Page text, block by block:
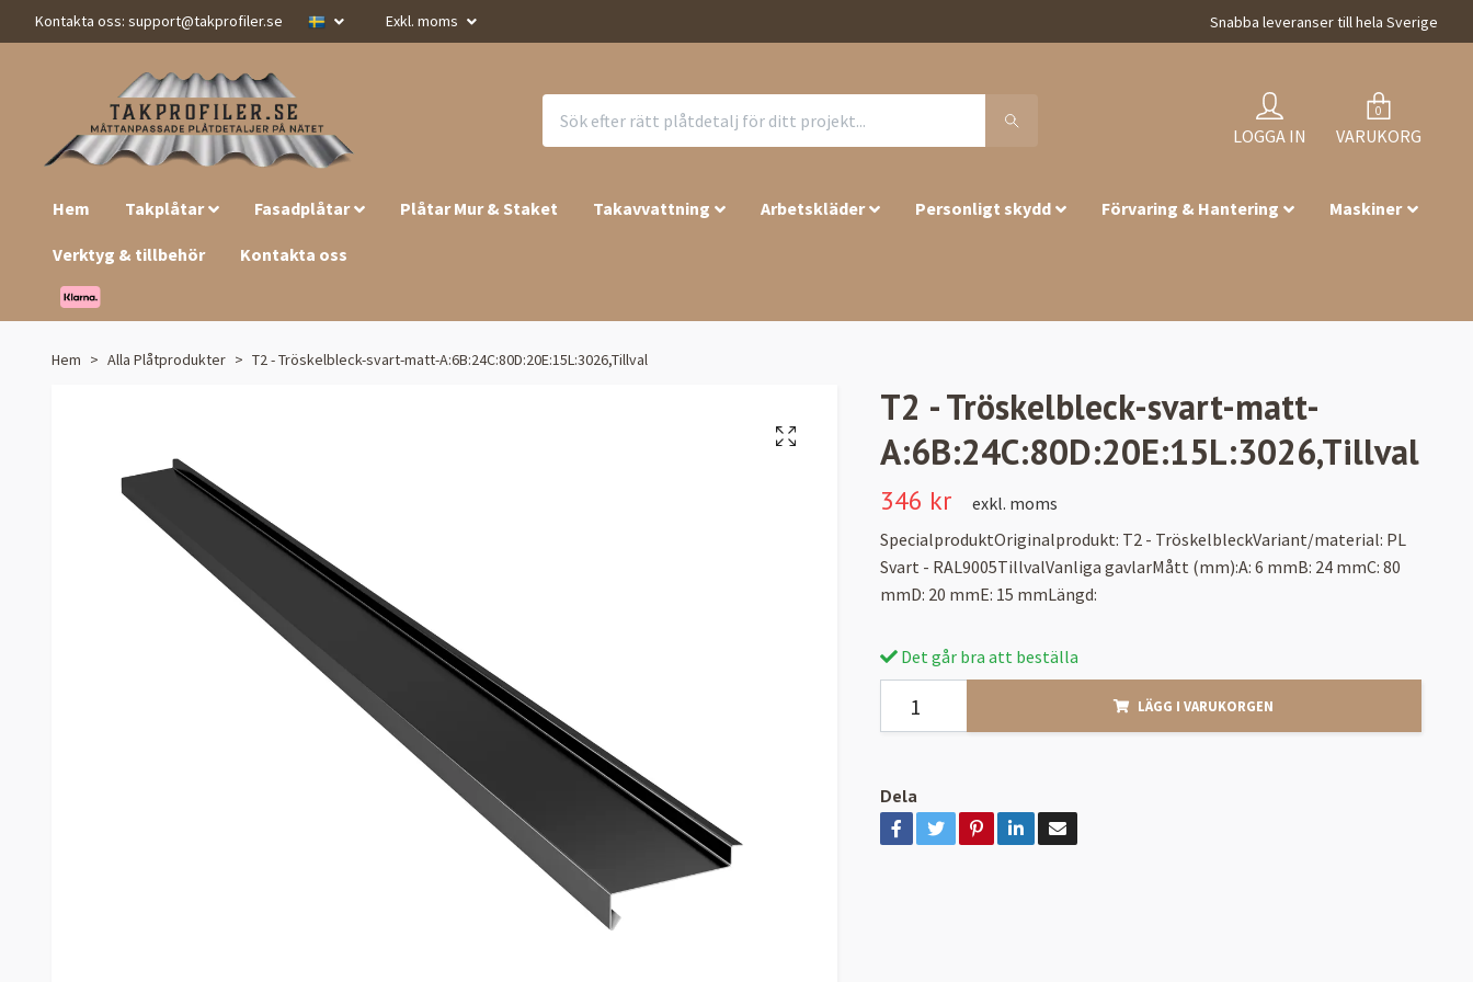
Kontakta oss: support@takprofiler.se Exkl. moms Snabba leveranser till hela Sverige
LOGGA IN
0
VARUKORG
Hem Takplåtar Fasadplåtar Plåtar Mur & Staket Takavvattning Arbetskläder Personligt skydd Förvaring & Hantering Maskiner
Verktyg & tillbehör Kontakta oss
Hem Alla Plåtprodukter T2 - Tröskelbleck-svart-matt-A:6B:24C:80D:20E:15L:3026,Tillval
T2 - Tröskelbleck-svart-matt-
A:6B:24C:80D:20E:15L:3026,Tillval
346 kr
exkl. moms
SpecialproduktOriginalprodukt: T2 - TröskelbleckVariant/material: PL
Svart - RAL9005TillvalVanliga gavlarMått (mm):A: 6 mmB: 24 mmC: 80
mmD: 20 mmE: 15 mmLängd:
Det går bra att beställa
LÄGG I VARUKORGEN
Dela